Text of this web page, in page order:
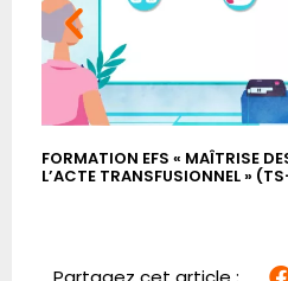
FORMATION EFS « MAÎTRISE
L’ACTE TRANSFUSIONNEL »